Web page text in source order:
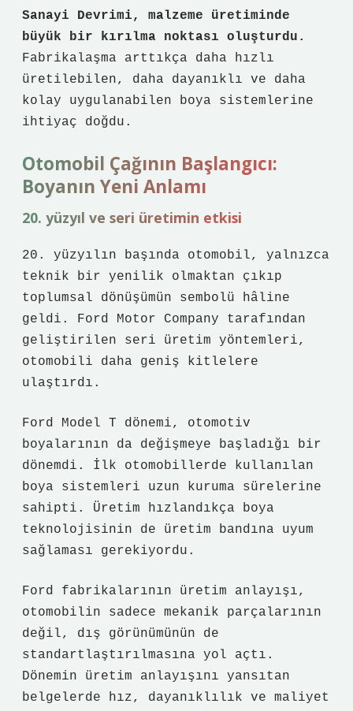
Sanayi Devrimi, malzeme üretiminde
büyük bir kırılma noktası oluşturdu.
Fabrikalaşma arttıkça daha hızlı
üretilebilen, daha dayanıklı ve daha
kolay uygulanabilen boya sistemlerine
ihtiyaç doğdu.
Otomobil Çağının Başlangıcı:
Boyanın Yeni Anlamı
20. yüzyıl ve seri üretimin etkisi
20. yüzyılın başında otomobil, yalnızca
teknik bir yenilik olmaktan çıkıp
toplumsal dönüşümün sembolü hâline
geldi. Ford Motor Company tarafından
geliştirilen seri üretim yöntemleri,
otomobili daha geniş kitlelere
ulaştırdı.
Ford Model T dönemi, otomotiv
boyalarının da değişmeye başladığı bir
dönemdi. İlk otomobillerde kullanılan
boya sistemleri uzun kuruma sürelerine
sahipti. Üretim hızlandıkça boya
teknolojisinin de üretim bandına uyum
sağlaması gerekiyordu.
Ford fabrikalarının üretim anlayışı,
otomobilin sadece mekanik parçalarının
değil, dış görünümünün de
standartlaştırılmasına yol açtı.
Dönemin üretim anlayışını yansıtan
belgelerde hız, dayanıklılık ve maliyet